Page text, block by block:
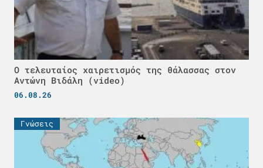
Ο τελευταίος χαιρετισμός της θάλασσας στον
Αντώνη Βιδάλη (video)
06.08.26
Γνώσεις